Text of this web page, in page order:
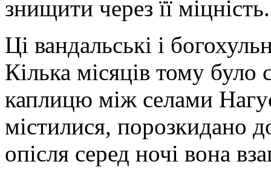
знищити через її міцність.
Ці вандальські і
Кілька місяців тому
каплицю між селами
містилися, порозкидано
опісля серед ночі вона